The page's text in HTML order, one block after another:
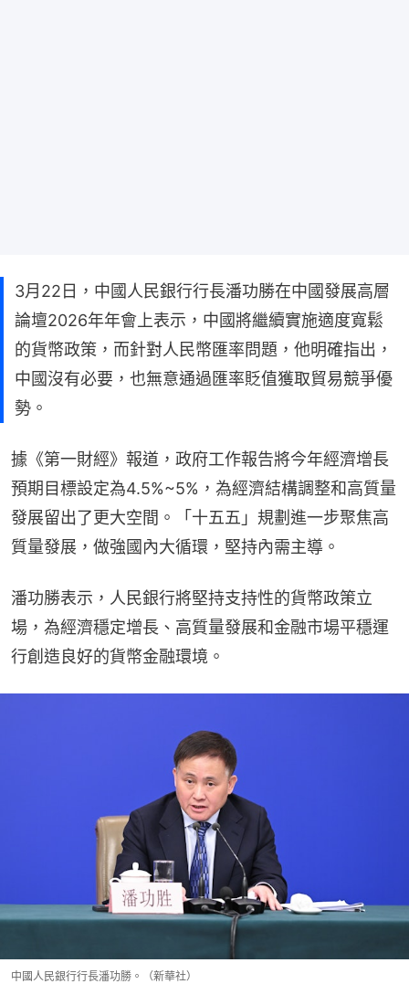
3月22日，中國人民銀行行長潘功勝在中國發展高層
論壇2026年年會上表示，中國將繼續實施適度寬鬆
的貨幣政策，而針對人民幣匯率問題，他明確指出，
中國沒有必要，也無意通過匯率貶值獲取貿易競爭優
勢。
據《第一財經》報道，政府工作報告將今年經濟增長
預期目標設定為4.5%~5%，為經濟結構調整和高質量
發展留出了更大空間。「十五五」規劃進一步聚焦高
質量發展，做強國內大循環，堅持內需主導。
潘功勝表示，人民銀行將堅持支持性的貨幣政策立
場，為經濟穩定增長、高質量發展和金融市場平穩運
行創造良好的貨幣金融環境。
中國人民銀行行長潘功勝。（新華社）